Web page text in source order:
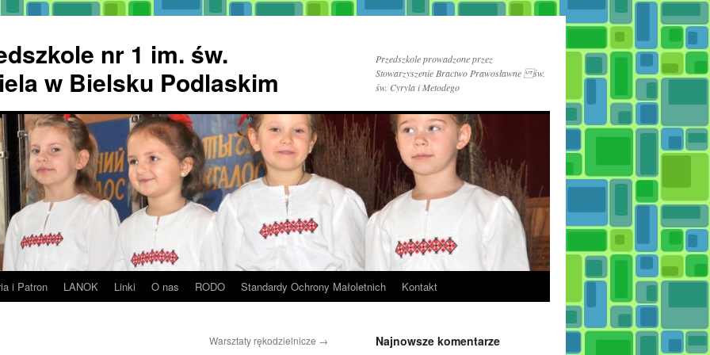
nr 1 im. św.
w Bielsku Podlaskim
Przedszkole prowadzone przez
Stowarzyszenie Bractwo Prawosławne św.
św. Cyryla i Metodego
i Patron LANOK Linki O nas RODO Standardy Ochrony Małoletnich Kontakt
Warsztaty rękodzielnicze →
Najnowsze komentarze